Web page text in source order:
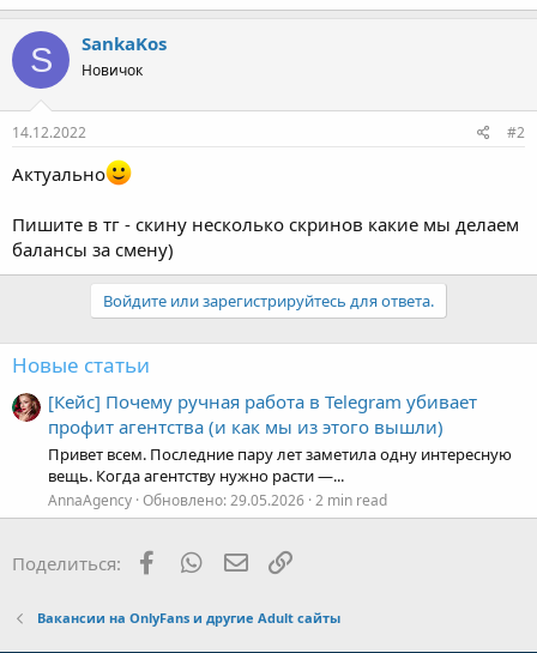
S SankaKos
Новичок
14.12.2022 #2
Актуально
Пишите в тг - скину несколько скринов какие мы делаем
балансы за смену)
Войдите или зарегистрируйтесь для ответа.
Новые статьи
[Кейс] Почему ручная работа в Telegram убивает
профит агентства (и как мы из этого вышли)
Привет всем. Последние пару лет заметила одну интересную
вещь. Когда агентству нужно расти —...
AnnaAgency Обновлено:29.05.2026 2 min read
Поделиться: FacebookWhatsAppЭлектронная почта
Вакансии на OnlyFans и другие Adult сайты